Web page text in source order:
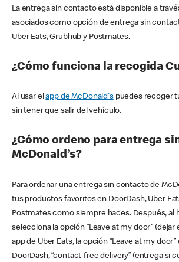
La entrega sin contacto está disponible a
asociados como opción de entrega sin
Uber Eats, Grubhub y Postmates.
¿Cómo funciona la recogida
Al usar elapp de McDonald'spuedes recoger
sin tener que salir del vehículo.
¿Cómo ordeno para entrega
McDonald’s?
Para ordenar una entrega sin contacto de
tus productos favoritos en DoorDash, Uber
Postmates como siempre haces. Después, al
selecciona la opción “Leave at my door” (dejar
app de Uber Eats, la opción “Leave at my door”
DoorDash, “contact-free delivery” (entrega si